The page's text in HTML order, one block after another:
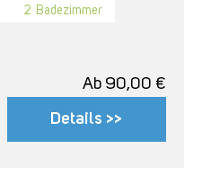
2 Badezimmer
Ab 90,00 €
Details >>